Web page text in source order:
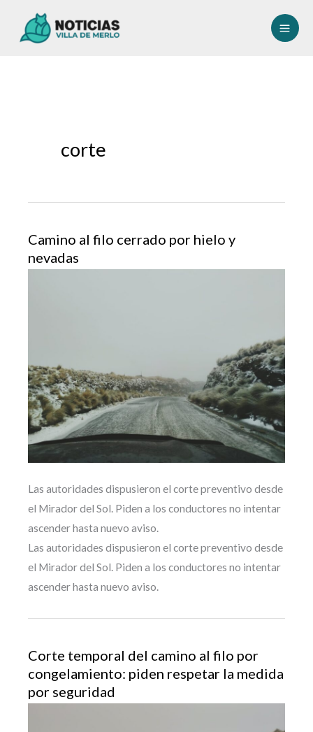
corte
Camino al filo cerrado por hielo y
nevadas
Las autoridades dispusieron el corte preventivo desde
el Mirador del Sol. Piden a los conductores no intentar
ascender hasta nuevo aviso.
Las autoridades dispusieron el corte preventivo desde
el Mirador del Sol. Piden a los conductores no intentar
ascender hasta nuevo aviso.
Corte temporal del camino al filo por
congelamiento: piden respetar la medida
por seguridad